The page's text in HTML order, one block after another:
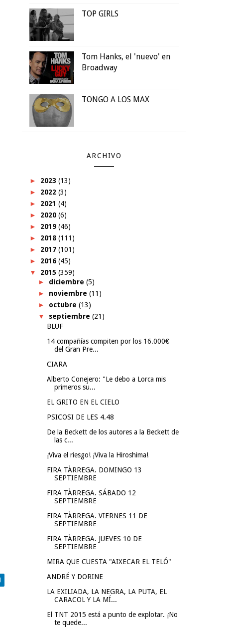
TOP GIRLS
Tom Hanks, el 'nuevo' en
Broadway
TONGO A LOS MAX
ARCHIVO
► 2023 (13)
► 2022 (3)
► 2021 (4)
► 2020 (6)
► 2019 (46)
► 2018 (111)
► 2017 (101)
► 2016 (45)
▼ 2015 (359)
► diciembre (5)
► noviembre (11)
► octubre (13)
▼ septiembre (21)
BLUF
14 compañías compiten por los 16.000€
del Gran Pre...
CIARA
Alberto Conejero: "Le debo a Lorca mis
primeros su...
EL GRITO EN EL CIELO
PSICOSI DE LES 4.48
De la Beckett de los autores a la Beckett de
las c...
¡Viva el riesgo! ¡Viva la Hiroshima!
FIRA TÀRREGA. DOMINGO 13
SEPTIEMBRE
FIRA TÀRREGA. SÁBADO 12
SEPTIEMBRE
FIRA TÀRREGA. VIERNES 11 DE
SEPTIEMBRE
FIRA TÀRREGA. JUEVES 10 DE
SEPTIEMBRE
MIRA QUE CUESTA "AIXECAR EL TELÓ"
ANDRÉ Y DORINE
LA EXILIADA, LA NEGRA, LA PUTA, EL
CARACOL Y LA MÍ...
El TNT 2015 está a punto de explotar. ¡No
te quede...